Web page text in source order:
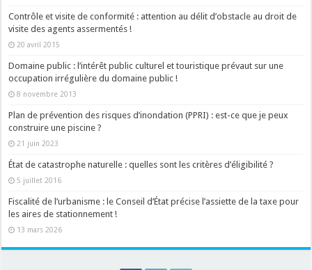
Contrôle et visite de conformité : attention au délit d’obstacle au droit de
visite des agents assermentés !
20 avril 2015
Domaine public : l’intérêt public culturel et touristique prévaut sur une
occupation irrégulière du domaine public !
8 novembre 2013
Plan de prévention des risques d’inondation (PPRI) : est-ce que je peux
construire une piscine ?
21 juin 2023
État de catastrophe naturelle : quelles sont les critères d’éligibilité ?
5 juillet 2016
Fiscalité de l’urbanisme : le Conseil d’État précise l’assiette de la taxe pour
les aires de stationnement !
13 mars 2026